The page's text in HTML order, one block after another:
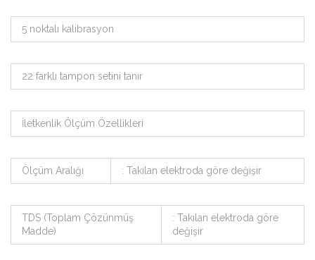
5 noktalı kalibrasyon
22 farklı tampon setini tanır
İletkenlik Ölçüm Özellikleri
Ölçüm Aralığı : Takılan elektroda göre değişir
TDS (Toplam Çözünmüş
Madde)
: Takılan elektroda göre
değişir